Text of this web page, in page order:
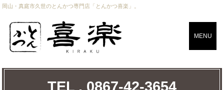
CLOSE
TEL . 0867-42-3654
岡山・真庭市久世のとんかつ専門店「とんかつ喜楽」。
MENU
TEL . 0867-42-3654